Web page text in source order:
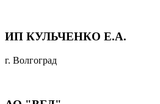
ИП КУЛЬЧЕНКО Е.А.
г. Волгоград